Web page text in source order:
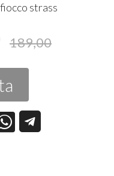
strass
189,00